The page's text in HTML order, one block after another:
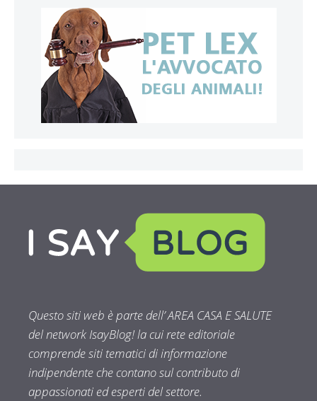
Questo siti web è parte dell’ AREA CASA E SALUTE
del network IsayBlog! la cui rete editoriale
comprende siti tematici di informazione
indipendente che contano sul contributo di
appassionati ed esperti del settore.